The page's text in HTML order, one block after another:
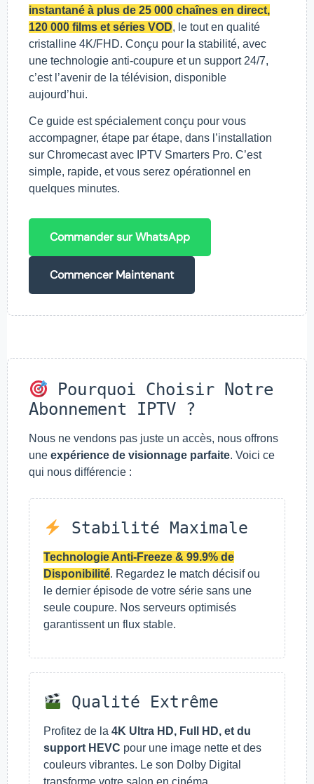
instantané à plus de 25 000 chaînes en direct,
120 000 films et séries VOD, le tout en qualité
cristalline 4K/FHD. Conçu pour la stabilité, avec
une technologie anti-coupure et un support 24/7,
c’est l’avenir de la télévision, disponible
aujourd’hui.
Ce guide est spécialement conçu pour vous
accompagner, étape par étape, dans l’installation
sur Chromecast avec IPTV Smarters Pro. C’est
simple, rapide, et vous serez opérationnel en
quelques minutes.
Commander sur WhatsApp
Commencer Maintenant
Pourquoi Choisir Notre
Abonnement IPTV ?
Nous ne vendons pas juste un accès, nous offrons
une expérience de visionnage parfaite. Voici ce
qui nous différencie :
Stabilité Maximale
Technologie Anti-Freeze & 99.9% de
Disponibilité. Regardez le match décisif ou
le dernier épisode de votre série sans une
seule coupure. Nos serveurs optimisés
garantissent un flux stable.
Qualité Extrême
Profitez de la 4K Ultra HD, Full HD, et du
support HEVC pour une image nette et des
couleurs vibrantes. Le son Dolby Digital
transforme votre salon en cinéma.